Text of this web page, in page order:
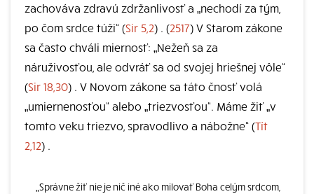
zachováva zdravú zdržanlivosť a „nechodí za tým,
po čom srdce túži“ (Sir 5,2) . (2517) V Starom zákone
sa často chváli miernosť: „Nežeň sa za
náruživosťou, ale odvráť sa od svojej hriešnej vôle“
(Sir 18,30) . V Novom zákone sa táto čnosť volá
„umiernenosťou“ alebo „triezvosťou“. Máme žiť „v
tomto veku triezvo, spravodlivo a nábožne“ (Tít
2,12) .
„Správne žiť nie je nič iné ako milovať Boha celým srdcom,